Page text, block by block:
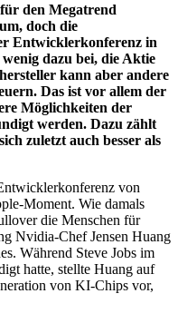
den Megatrend
doch die
Entwicklerkonferenz in
dazu bei, die Aktie
kann aber andere
Das ist vor allem der
Möglichkeiten der
werden. Dazu zählt
zuletzt auch besser als
von
Moment. Wie damals
die Menschen für
Nvidia-Chef Jensen Huang
Während Steve Jobs im
hatte, stellte Huang auf
von KI-Chips vor,